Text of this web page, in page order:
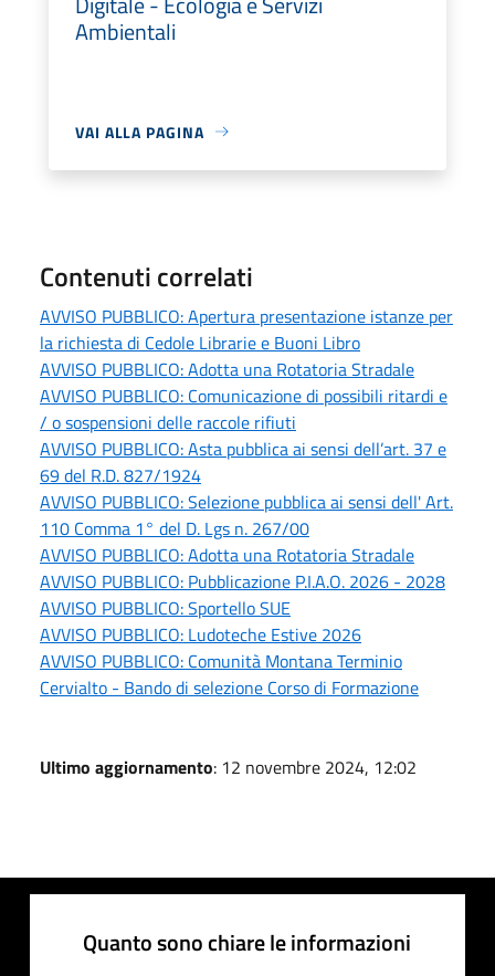
Ambientali
VAI ALLA PAGINA
Contenuti correlati
AVVISO PUBBLICO: Apertura presentazione istanze per
la richiesta di Cedole Librarie e Buoni Libro
AVVISO PUBBLICO: Adotta una Rotatoria Stradale
AVVISO PUBBLICO: Comunicazione di possibili ritardi e
/ o sospensioni delle raccole rifiuti
AVVISO PUBBLICO: Asta pubblica ai sensi dell’art. 37 e
69 del R.D. 827/1924
AVVISO PUBBLICO: Selezione pubblica ai sensi dell' Art.
110 Comma 1° del D. Lgs n. 267/00
AVVISO PUBBLICO: Adotta una Rotatoria Stradale
AVVISO PUBBLICO: Pubblicazione P.I.A.O. 2026 - 2028
AVVISO PUBBLICO: Sportello SUE
AVVISO PUBBLICO: Ludoteche Estive 2026
AVVISO PUBBLICO: Comunità Montana Terminio
Cervialto - Bando di selezione Corso di Formazione
Ultimo aggiornamento: 12 novembre 2024, 12:02
Quanto sono chiare le informazioni